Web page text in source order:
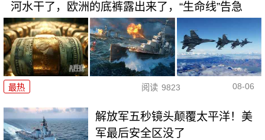
河水干了，欧洲的底裤露出来了，“生命线”告急
最热 阅读 9823 08-06
解放军五秒镜头颠覆太平洋！美
军最后安全区没了